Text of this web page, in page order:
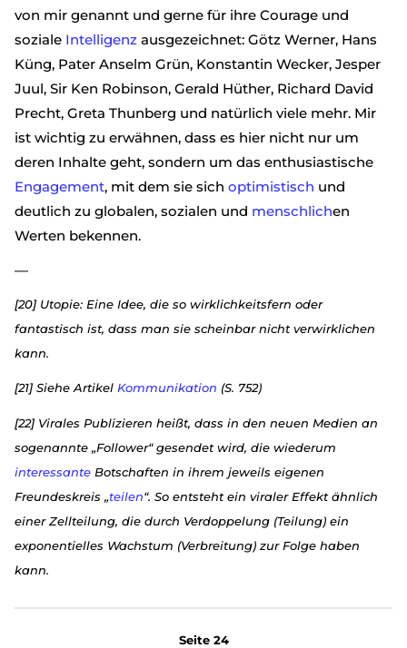
von mir genannt und gerne für ihre Courage und
soziale Intelligenz ausgezeichnet: Götz Werner, Hans
Küng, Pater Anselm Grün, Konstantin Wecker, Jesper
Juul, Sir Ken Robinson, Gerald Hüther, Richard David
Precht, Greta Thunberg und natürlich viele mehr. Mir
ist wichtig zu erwähnen, dass es hier nicht nur um
deren Inhalte geht, sondern um das enthusiastische
Engagement, mit dem sie sich optimistisch und
deutlich zu globalen, sozialen und menschlichen
Werten bekennen.
—
[20] Utopie: Eine Idee, die so wirklichkeitsfern oder
fantastisch ist, dass man sie scheinbar nicht verwirklichen
kann.
[21] Siehe Artikel Kommunikation (S. 752)
[22] Virales Publizieren heißt, dass in den neuen Medien an
sogenannte „Follower“ gesendet wird, die wiederum
interessante Botschaften in ihrem jeweils eigenen
Freundeskreis „teilen“. So entsteht ein viraler Effekt ähnlich
einer Zellteilung, die durch Verdoppelung (Teilung) ein
exponentielles Wachstum (Verbreitung) zur Folge haben
kann.
Seite 24